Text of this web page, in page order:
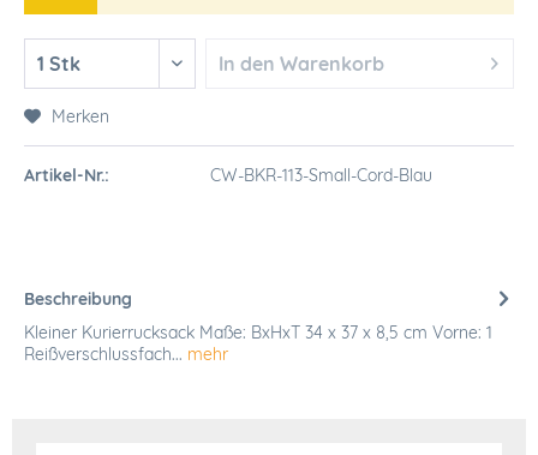
In den Warenkorb
Merken
Artikel-Nr.: CW-BKR-113-Small-Cord-Blau
Beschreibung
Kleiner Kurierrucksack Maße: BxHxT 34 x 37 x 8,5 cm Vorne: 1
Reißverschlussfach... mehr